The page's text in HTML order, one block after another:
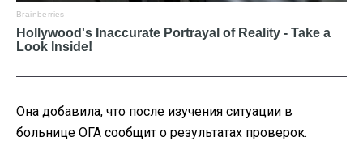
Она добавила, что после изучения ситуации в
больнице ОГА сообщит о результатах проверок.